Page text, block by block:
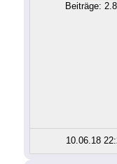
Beiträge:
10.06.18